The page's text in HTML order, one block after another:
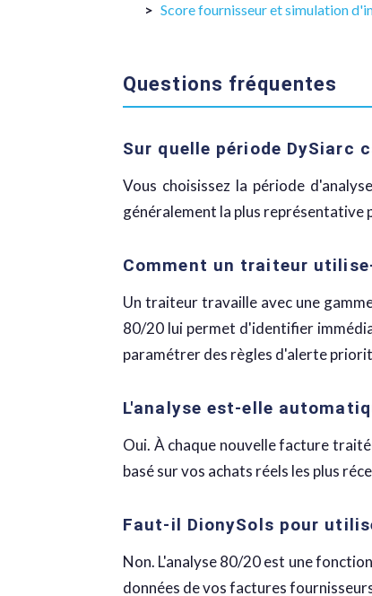
Score fournisseur et simulation
Questions fréquentes
Sur quelle période DySiarc
Vous choisissez la période
généralement la plus
Comment un traiteur
Un traiteur travaille avec une
80/20 lui permet d'identifier
paramétrer des règles d'alerte
L'analyse est-elle
Oui. À chaque nouvelle facture
basé sur vos achats réels les plus
Faut-il DionySols pour
Non. L'analyse 80/20 est une
données de vos factures